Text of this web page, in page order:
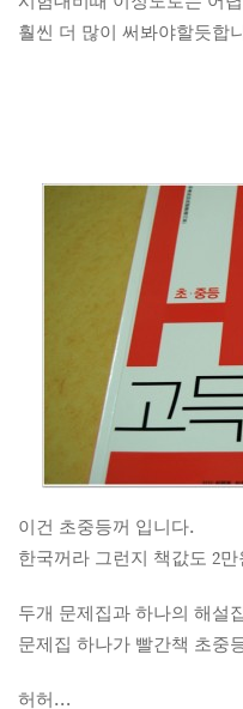
훨씬 더 많이 써봐야할듯합
이건 초중등꺼 입니다.
한국꺼라 그런지 책값도 2만
두개 문제집과 하나의 해설
문제집 하나가 빨간책 초중
허허…